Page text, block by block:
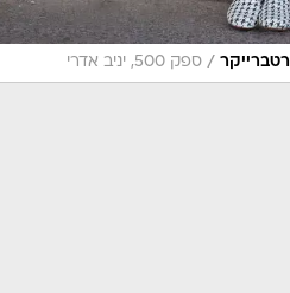
/ ספק 500, יניב אדרי